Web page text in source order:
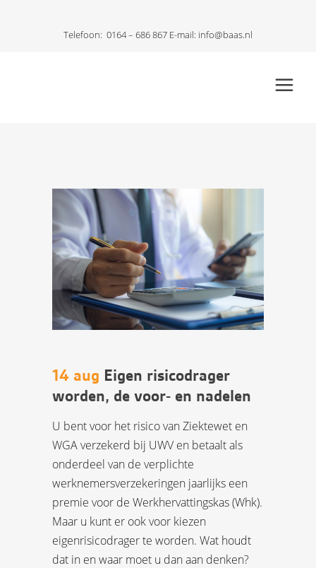
Telefoon: 0164 – 686 867 E-mail: info@baas.nl
14 aug Eigen risicodrager
worden, de voor- en nadelen
U bent voor het risico van Ziektewet en
WGA verzekerd bij UWV en betaalt als
onderdeel van de verplichte
werknemersverzekeringen jaarlijks een
premie voor de Werkhervattingskas (Whk).
Maar u kunt er ook voor kiezen
eigenrisicodrager te worden. Wat houdt
dat in en waar moet u dan aan denken?